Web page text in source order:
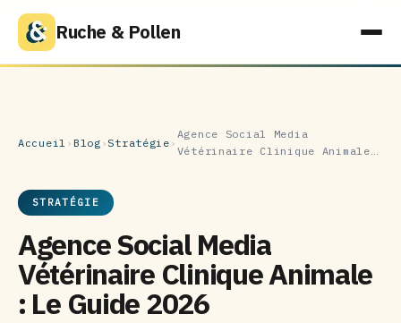
Ruche & Pollen
Accueil › Blog ›Stratégie ›
Agence Social Media
Vétérinaire Clinique Animale…
STRATÉGIE
Agence Social Media
Vétérinaire Clinique Animale
: Le Guide 2026